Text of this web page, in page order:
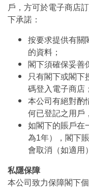
戶，方可於電子商店
下承諾：
按要求提供有關
的資料；
閣下須確保妥善
只有閣下或閣下
碼登入電子商店；
本公司有絕對酌
何已登記之用戶
如閣下的賬戶在
為1年），閣下
會取消（如適用
私隱保障
本公司致力保障閣下